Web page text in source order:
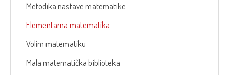
Metodika nastave matematike
Elementarna matematika
Volim matematiku
Mala matematička biblioteka